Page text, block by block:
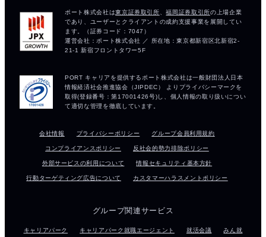
会社情報 プライバシーポリシー グループ会員利用規約
コンプライアンスポリシー 反社会的勢力排除ポリシー
外部サービスの利用について 情報セキュリティ基本方針
行動ターゲティング広告について カスタマーハラスメントポリシー